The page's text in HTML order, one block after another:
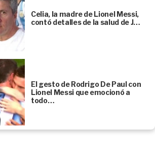
Celia, la madre de Lionel Messi,
contó detalles de la salud de J…
El gesto de Rodrigo De Paul con
Lionel Messi que emocionó a
todo…